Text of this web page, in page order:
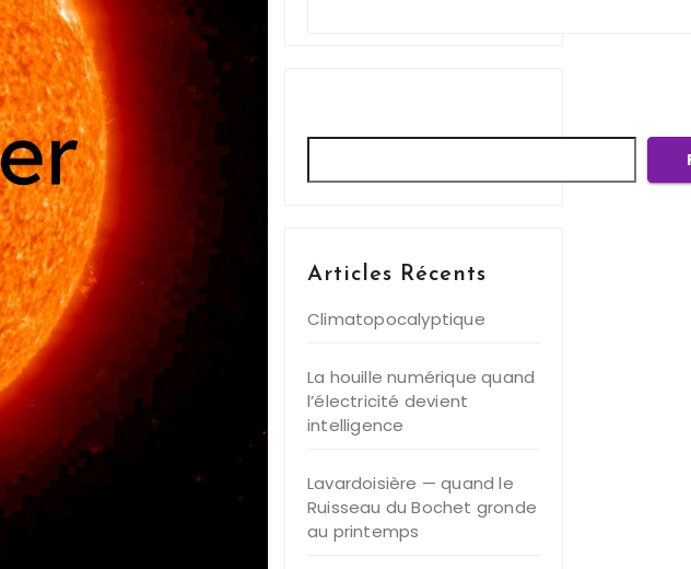
Articles Récents
Climatopocalyptique
La houille numérique quand
l’électricité devient
intelligence
Lavardoisière — quand le
Ruisseau du Bochet gronde
au printemps